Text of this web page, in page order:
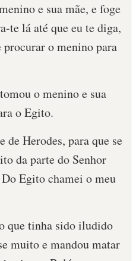
e sua mãe, e foge
te lá até que eu te diga,
procurar o menino para
o menino e sua
o Egito.
de Herodes, para que se
da parte do Senhor
Egito chamei o meu
que tinha sido iludido
muito e mandou matar